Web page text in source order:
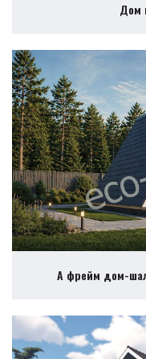
Дом
А фрейм дом-